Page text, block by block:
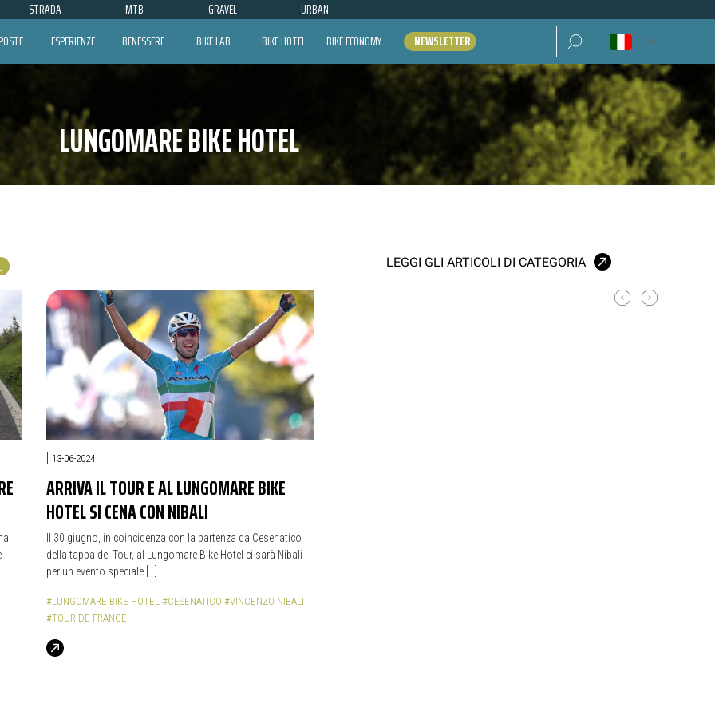
STRADA MTB GRAVEL URBAN
ESPERIENZE BENESSERE BIKE LAB BIKE HOTEL BIKE ECONOMY NEWSLETTER Ricerca per:
LUNGOMARE BIKE HOTEL
LEGGI GLI ARTICOLI DI CATEGORIA
| 13-06-2024
ARRIVA IL TOUR E AL LUNGOMARE BIKE
HOTEL SI CENA CON NIBALI
Il 30 giugno, in coincidenza con la partenza da Cesenatico
della tappa del Tour, al Lungomare Bike Hotel ci sarà Nibali
per un evento speciale […]
#LUNGOMARE BIKE HOTEL #CESENATICO #VINCENZO NIBALI
#TOUR DE FRANCE